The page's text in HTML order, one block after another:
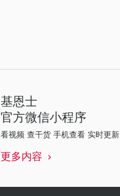
基恩士
官方微信小程序
看视频 查干货 手机查看 实时更新
更多内容